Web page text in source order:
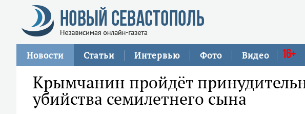
Новости Статьи Интервью Фото Видео 16+
Крымчанин пройдёт
убийства семилетнего сына